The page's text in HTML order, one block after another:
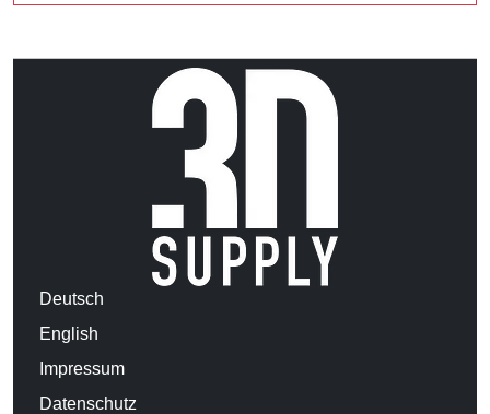
Deutsch
English
Impressum
Datenschutz